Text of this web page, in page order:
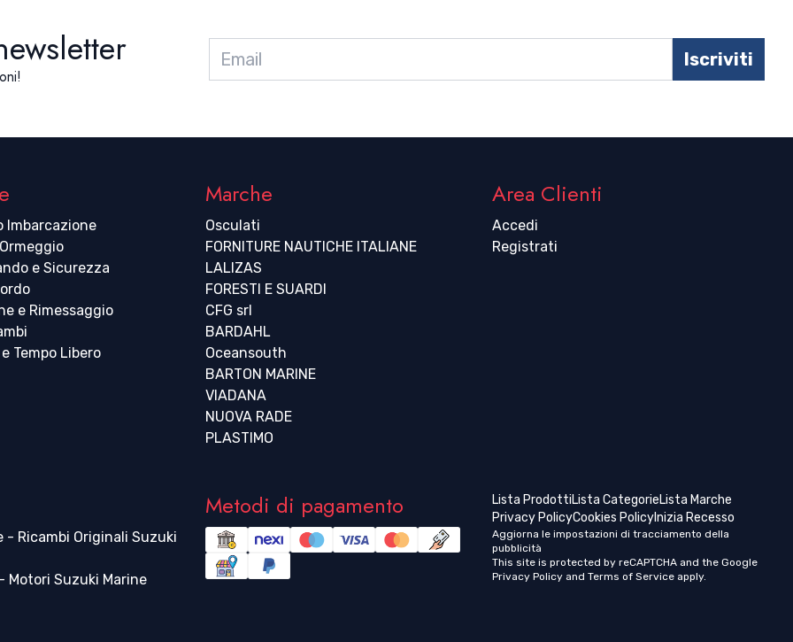
Iscriviti
Imbarcazione
e Sicurezza
e Rimessaggio
Tempo Libero
Marche
Osculati
FORNITURE NAUTICHE ITALIANE
LALIZAS
FORESTI E SUARDI
CFG srl
BARDAHL
Oceansouth
BARTON MARINE
VIADANA
NUOVA RADE
PLASTIMO
Area Clienti
Accedi
Registrati
- Ricambi Originali Suzuki
Motori Suzuki Marine
Metodi di pagamento Lista ProdottiLista CategorieLista Marche
Privacy PolicyCookies PolicyInizia Recesso
Aggiorna le impostazioni di tracciamento della
pubblicità
This site is protected by reCAPTCHA and the Google
Privacy Policy and Terms of Service apply.